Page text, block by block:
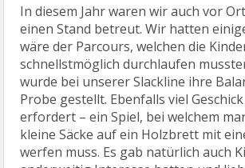
In diesem Jahr waren wir auch vor
einen Stand betreut. Wir hatten
wäre der Parcours, welchen die
schnellstmöglich durchlaufen
wurde bei unserer Slackline ihre
Probe gestellt. Ebenfalls viel
erfordert – ein Spiel, bei welchem
kleine Säcke auf ein Holzbrett mit
werfen muss. Es gab natürlich auch